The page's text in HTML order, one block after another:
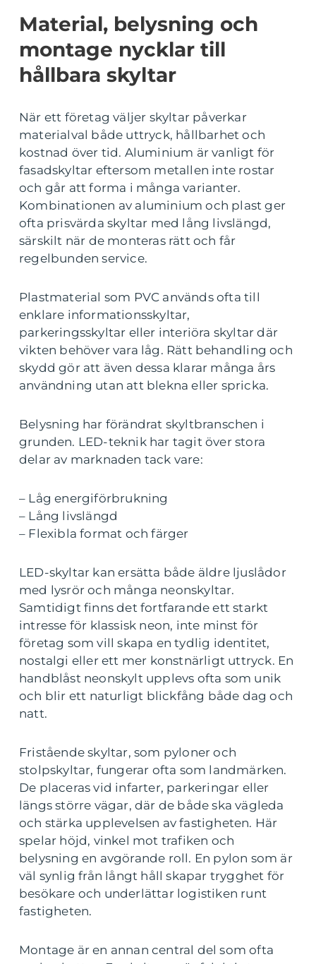
Material, belysning och
montage nycklar till
hållbara skyltar
När ett företag väljer skyltar påverkar
materialval både uttryck, hållbarhet och
kostnad över tid. Aluminium är vanligt för
fasadskyltar eftersom metallen inte rostar
och går att forma i många varianter.
Kombinationen av aluminium och plast ger
ofta prisvärda skyltar med lång livslängd,
särskilt när de monteras rätt och får
regelbunden service.
Plastmaterial som PVC används ofta till
enklare informationsskyltar,
parkeringsskyltar eller interiöra skyltar där
vikten behöver vara låg. Rätt behandling och
skydd gör att även dessa klarar många års
användning utan att blekna eller spricka.
Belysning har förändrat skyltbranschen i
grunden. LED-teknik har tagit över stora
delar av marknaden tack vare:
– Låg energiförbrukning
– Lång livslängd
– Flexibla format och färger
LED-skyltar kan ersätta både äldre ljuslådor
med lysrör och många neonskyltar.
Samtidigt finns det fortfarande ett starkt
intresse för klassisk neon, inte minst för
företag som vill skapa en tydlig identitet,
nostalgi eller ett mer konstnärligt uttryck. En
handblåst neonskylt upplevs ofta som unik
och blir ett naturligt blickfång både dag och
natt.
Fristående skyltar, som pyloner och
stolpskyltar, fungerar ofta som landmärken.
De placeras vid infarter, parkeringar eller
längs större vägar, där de både ska vägleda
och stärka upplevelsen av fastigheten. Här
spelar höjd, vinkel mot trafiken och
belysning en avgörande roll. En pylon som är
väl synlig från långt håll skapar trygghet för
besökare och underlättar logistiken runt
fastigheten.
Montage är en annan central del som ofta